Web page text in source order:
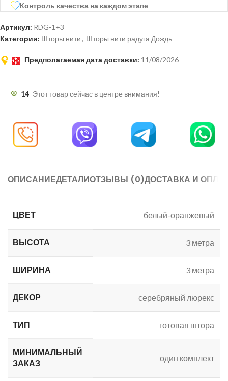
Контроль качества на каждом этапе
Артикул: RDG-1+3
Категории: Шторы нити, Шторы нити радуга Дождь
Предполагаемая дата доставки: 11/08/2026
14 Этот товар сейчас в центре внимания!
ОПИСАНИЕДЕТАЛИОТЗЫВЫ (0)ДОСТАВКА И
ЦВЕТ белый-оранжевый
ВЫСОТА 3 метра
ШИРИНА 3 метра
ДЕКОР серебряный люрекс
ТИП готовая штора
МИНИМАЛЬНЫЙ
ЗАКАЗ
один комплект